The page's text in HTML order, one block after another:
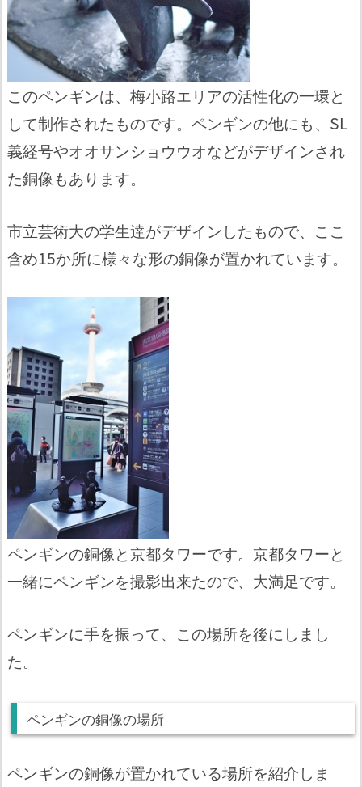
このペンギンは、梅小路エリアの活性化の一環と
して制作されたものです。ペンギンの他にも、SL
義経号やオオサンショウウオなどがデザインされ
た銅像もあります。
市立芸術大の学生達がデザインしたもので、ここ
含め15か所に様々な形の銅像が置かれています。
ペンギンの銅像と京都タワーです。京都タワーと
一緒にペンギンを撮影出来たので、大満足です。
ペンギンに手を振って、この場所を後にしまし
た。
ペンギンの銅像の場所
ペンギンの銅像が置かれている場所を紹介しま